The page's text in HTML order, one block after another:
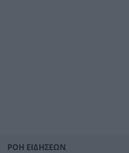
ΡΟΗ ΕΙΔΗΣΕΩΝ